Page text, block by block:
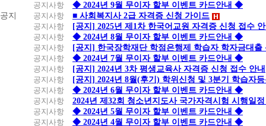
공지사항
◆ 2024년 9월 무이자 할부 이벤트 카드안내 ◆
공지
공지사항
■ 사회복지사 2급 자격증 신청 가이드
공지사항
[공지] 2025년 제1차 한국어교원 자격증 신청 접수
공지사항
◆ 2024년 8월 무이자 할부 이벤트 카드안내 ◆
공지사항
[공지] 한국장학재단 학점은행제 학습자 학자금대출
공지사항
◆ 2024년 7월 무이자 할부 이벤트 카드안내 ◆
공지사항
[공지] 2024년 3차 평생교육사 자격증 신청 접수 안내
공지사항
[공지] 2024년 8월(후기) 학위신청 및 3분기 학습자
공지사항
◆ 2024년 6월 무이자 할부 이벤트 카드안내 ◆
공지사항
2024년 제32회 청소년지도사 국가자격시험 시행일
공지사항
◆ 2024년 5월 무이자 할부 이벤트 카드안내 ◆
공지사항
◆ 2024년 4월 무이자 할부 이벤트 카드안내 ◆